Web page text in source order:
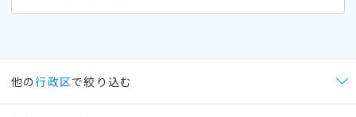
他の行政区で絞り込む